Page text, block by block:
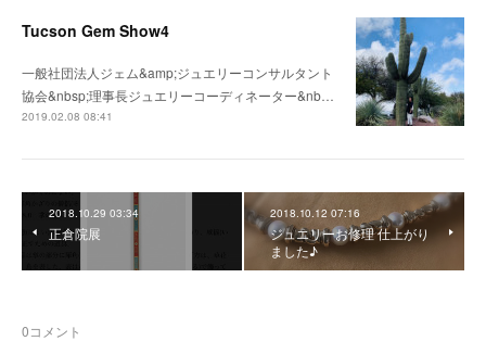
Tucson Gem Show4
一般社団法人ジェム&amp;ジュエリーコンサルタント
協会&nbsp;理事長ジュエリーコーディネーター&nb…
2019.02.08 08:41
2018.10.29 03:34
正倉院展
2018.10.12 07:16
ジュエリーお修理 仕上がり
ました♪
0コメント